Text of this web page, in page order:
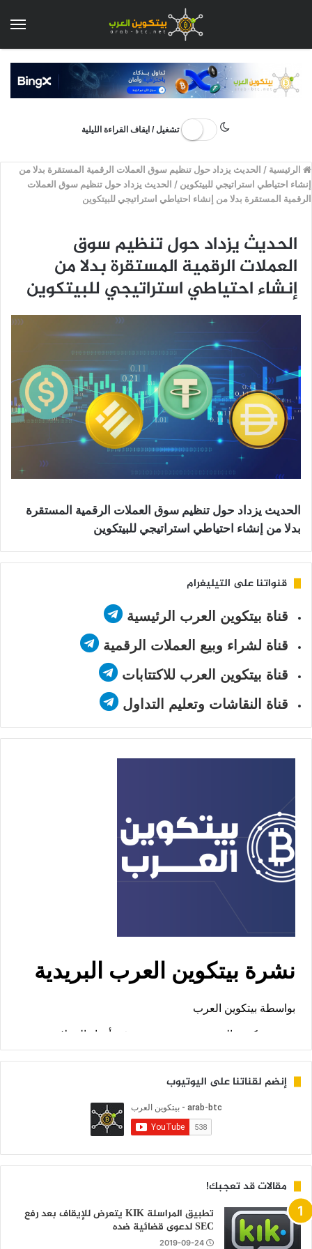
تشغيل / ايقاف القراءة الليلية
الرئيسية / الحديث يزداد حول تنظيم سوق العملات الرقمية المستقرة بدلا من
إنشاء احتياطي استراتيجي للبيتكوين / الحديث يزداد حول تنظيم سوق العملات
الرقمية المستقرة بدلا من إنشاء احتياطي استراتيجي للبيتكوين
الحديث يزداد حول تنظيم سوق
العملات الرقمية المستقرة بدلا من
إنشاء احتياطي استراتيجي للبيتكوين
الحديث يزداد حول تنظيم سوق العملات الرقمية المستقرة
بدلا من إنشاء احتياطي استراتيجي للبيتكوين
قنواتنا على التيليغرام
قناة بيتكوين العرب الرئيسية
قناة لشراء وبيع العملات الرقمية
قناة بيتكوين العرب للاكتتابات
قناة النقاشات وتعليم التداول
إنضم لقناتنا على اليوتيوب
مقالات قد تعجبك!
تطبيق المراسلة KIK يتعرض للإيقاف بعد رفع
SEC لدعوى قضائية ضده
2019-09-24